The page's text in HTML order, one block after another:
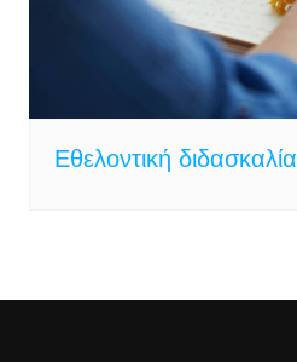
Εθελοντική διδασκαλία